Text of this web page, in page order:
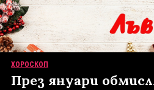
ХОРОСКОП
През януари